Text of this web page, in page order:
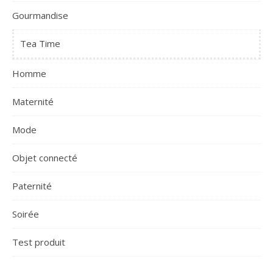
Gourmandise
Tea Time
Homme
Maternité
Mode
Objet connecté
Paternité
Soirée
Test produit